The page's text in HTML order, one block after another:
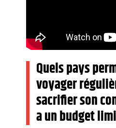
Quels pays
voyager
sacrifier son
a un budget